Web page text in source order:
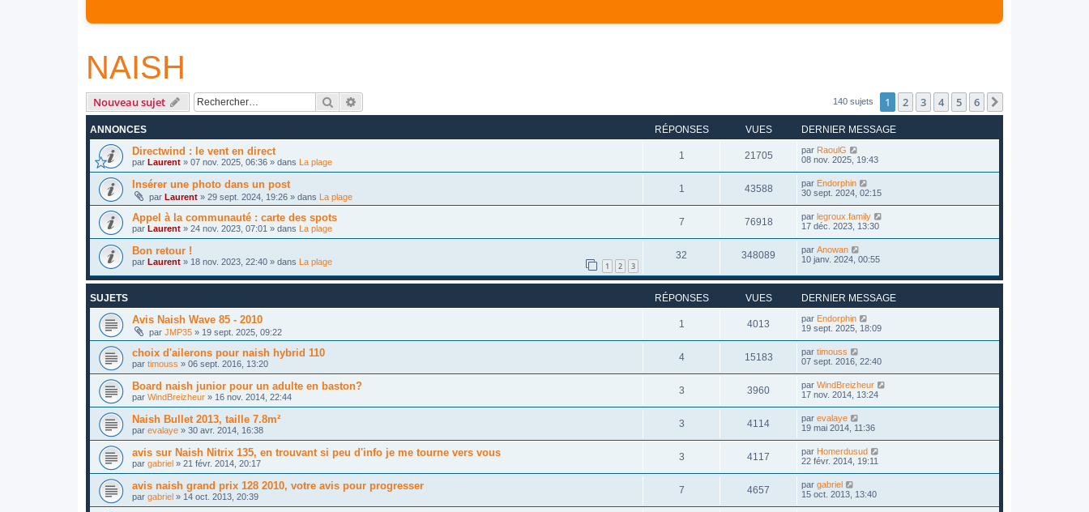
NAISH
Nouveau sujet Rechercher 140 sujets 1 2 3 4 5 6
ANNONCES RÉPONSES VUES DERNIER MESSAGE
Directwind : le vent en direct
par Laurent » 07 nov. 2025, 06:36 » dans La plage
1 21705 par RaoulG
08 nov. 2025, 19:43
Insérer une photo dans un post
par Laurent » 29 sept. 2024, 19:26 » dans La plage
1 43588 par Endorphin
30 sept. 2024, 02:15
Appel à la communauté : carte des spots
par Laurent » 24 nov. 2023, 07:01 » dans La plage
7 76918 par legroux.family
17 déc. 2023, 13:30
Bon retour !
par Laurent » 18 nov. 2023, 22:40 » dans La plage 1 2 3
32 348089 par Anowan
10 janv. 2024, 00:55
SUJETS RÉPONSES VUES DERNIER MESSAGE
Avis Naish Wave 85 - 2010
par JMP35 » 19 sept. 2025, 09:22
1 4013 par Endorphin
19 sept. 2025, 18:09
choix d'ailerons pour naish hybrid 110
par timouss » 06 sept. 2016, 13:20
4 15183 par timouss
07 sept. 2016, 22:40
Board naish junior pour un adulte en baston?
par WindBreizheur » 16 nov. 2014, 22:44
3 3960 par WindBreizheur
17 nov. 2014, 13:24
Naish Bullet 2013, taille 7.8m²
par evalaye » 30 avr. 2014, 16:38
3 4114 par evalaye
19 mai 2014, 11:36
avis sur Naish Nitrix 135, en trouvant si peu d'info je me tourne vers vous
par gabriel » 21 févr. 2014, 20:17
3 4117 par Homerdusud
22 févr. 2014, 19:11
avis naish grand prix 128 2010, votre avis pour progresser
par gabriel » 14 oct. 2013, 20:39
7 4657 par gabriel
15 oct. 2013, 13:40